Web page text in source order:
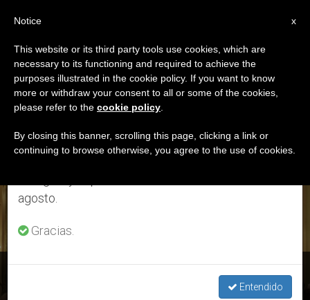
ETIQUETA
Posts Tagged
‘conversión Ecológica’
ÚLTIMAS NOTICIAS
×
Aviso importante
Del 27 de julio al 7 de agosto haremos la pausa
anual, aprovechando que en el periodo de verano
se generan menos informaciones y también el
agosto.
Gracias.
Entendido
x
Notice
This website or its third party tools use cookies, which are
necessary to its functioning and required to achieve the
purposes illustrated in the cookie policy. If you want to know
more or withdraw your consent to all or some of the cookies,
please refer to the cookie policy
By closing this banner, scrolling this page, clicking a link or
continuing to browse otherwise, you agree to the use of cookies.